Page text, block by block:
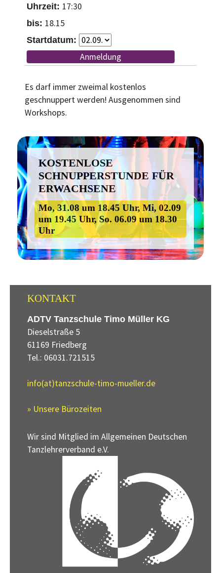
17:30
18.15
Anmeldung
Es darf immer zweimal kostenlos
geschnuppert werden! Ausgenommen sind
Workshops.
KOSTENLOSE
SCHNUPPERSTUNDE FÜR
ERWACHSENE
Mo, 31.08 um 18.45 Uhr, Mi, 02.09
um 19.45 Uhr, So. 06.09 um 18.30
Uhr
KONTAKT
ADTV Tanzschule Timo Müller KG
Dieselstraße 5
61169 Friedberg
Tel.: 06031.721515
info(at)tanzschule-timo-mueller.de
» Unsere Bürozeiten
Wir sind Mitglied im Allgemeinen Deutschen
Tanzlehrerverband e.V.